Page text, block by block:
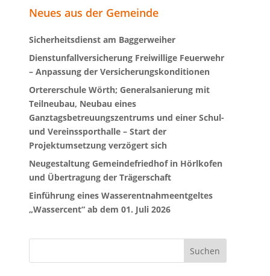
Neues aus der Gemeinde
Sicherheitsdienst am Baggerweiher
Dienstunfallversicherung Freiwillige Feuerwehr
– Anpassung der Versicherungskonditionen
Ortererschule Wörth; Generalsanierung mit
Teilneubau, Neubau eines
Ganztagsbetreuungszentrums und einer Schul-
und Vereinssporthalle – Start der
Projektumsetzung verzögert sich
Neugestaltung Gemeindefriedhof in Hörlkofen
und Übertragung der Trägerschaft
Einführung eines Wasserentnahmeentgeltes
„Wassercent“ ab dem 01. Juli 2026